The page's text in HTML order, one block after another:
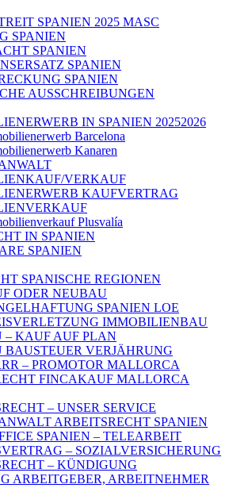
SPANIEN 2025 MASC
SPANIEN
SPANIEN
SPANIEN
SPANIEN
AUSSCHREIBUNGEN
IN SPANIEN 20252026
Barcelona
Kanaren
VERKAUF
KAUFVERTRAG
Plusvalía
IN SPANIEN
SPANIEN
SPANISCHE REGIONEN
ODER NEUBAU
SPANIEN LOE
IMMOBILIENBAU
– KAUF AUF PLAN
BAUSTEUER VERJÄHRUNG
– PROMOTOR MALLORCA
FINCAKAUF MALLORCA
– UNSER SERVICE
ARBEITSRECHT SPANIEN
SPANIEN – TELEARBEIT
– SOZIALVERSICHERUNG
– KÜNDIGUNG
ARBEITGEBER, ARBEITNEHMER